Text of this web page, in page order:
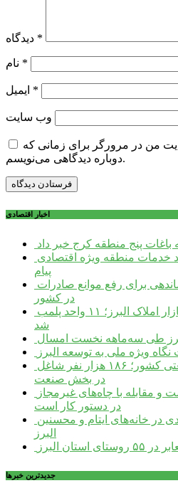
*
*
*
وب‌ سایت
من در مرورگر برای زمانی که
دوباره دیدگاهی می‌نویسم.
اخبار اقتصادی
پنج منطقه کرج خبر داد
پیام
در کشور
شد
ویژه ملی به توسعه البرز
در بخش صنعت
در دستور کار است
البرز
البرز
جديدترين خبرها